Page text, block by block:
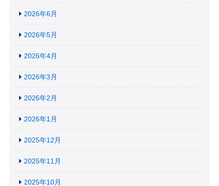
2026年6月
2026年5月
2026年4月
2026年3月
2026年2月
2026年1月
2025年12月
2025年11月
2025年10月